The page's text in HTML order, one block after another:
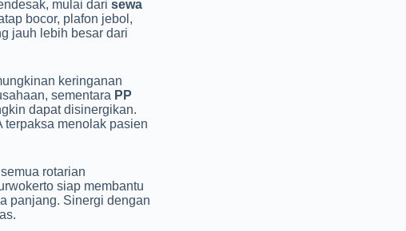
mulai darisewa
bocor, plafon jebol,
jauh lebih besar dari
keringanan
sementara PP
dapat disinergikan.
terpaksa menolak pasien
rotarian
siap membantu
panjang. Sinergi dengan